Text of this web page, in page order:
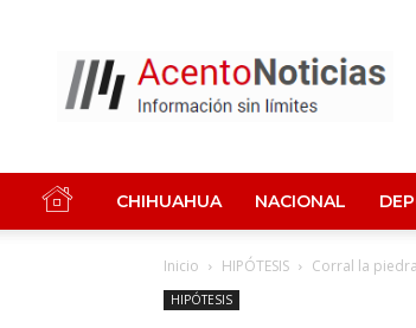
Noticias
CHIHUAHUA NACIONAL
Inicio HIPÓTESIS Corral la
HIPÓTESIS